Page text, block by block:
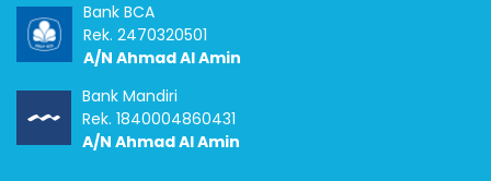
Bank BCA
Rek. 2470320501
A/N Ahmad Al Amin
Bank Mandiri
Rek. 1840004860431
A/N Ahmad Al Amin